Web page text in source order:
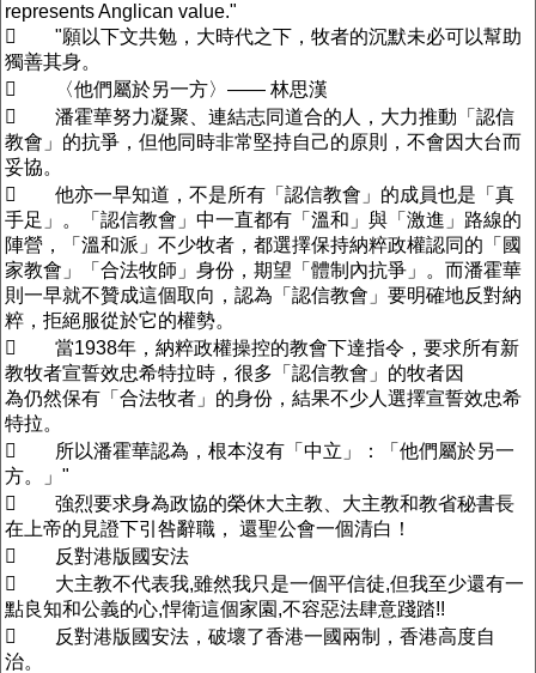
represents Anglican value."
 "願以下文共勉，大時代之下，牧者的沉默未必可以幫助
獨善其身。
 〈他們屬於另一方〉—— 林思漢
 潘霍華努力凝聚、連結志同道合的人，大力推動「認信
教會」的抗爭，但他同時非常堅持自己的原則，不會因大台而
妥協。
 他亦一早知道，不是所有「認信教會」的成員也是「真
手足」。「認信教會」中一直都有「溫和」與「激進」路線的
陣營，「溫和派」不少牧者，都選擇保持納粹政權認同的「國
家教會」「合法牧師」身份，期望「體制內抗爭」。而潘霍華
則一早就不贊成這個取向，認為「認信教會」要明確地反對納
粹，拒絕服從於它的權勢。
 當1938年，納粹政權操控的教會下達指令，要求所有新
教牧者宣誓效忠希特拉時，很多「認信教會」的牧者因
為仍然保有「合法牧者」的身份，結果不少人選擇宣誓效忠希
特拉。
 所以潘霍華認為，根本沒有「中立」：「他們屬於另一
方。」"
 強烈要求身為政協的榮休大主教、大主教和教省秘書長
在上帝的見證下引咎辭職， 還聖公會一個清白！
 反對港版國安法
 大主教不代表我,雖然我只是一個平信徒,但我至少還有一
點良知和公義的心,悍衛這個家園,不容惡法肆意踐踏!!
 反對港版國安法，破壞了香港一國兩制，香港高度自
治。